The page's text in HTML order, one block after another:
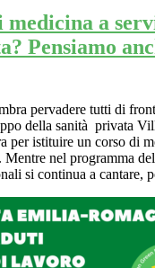
a
Pensiamo
pervadere tutti di
della sanità privata
per istituire un corso di
nel programma
si continua a cantare,